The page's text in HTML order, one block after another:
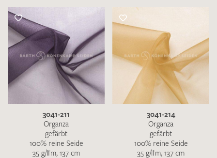
3041-211
Organza
gefärbt
100% reine Seide
35 g/lfm, 137 cm
3041-214
Organza
gefärbt
100% reine Seide
35 g/lfm, 137 cm